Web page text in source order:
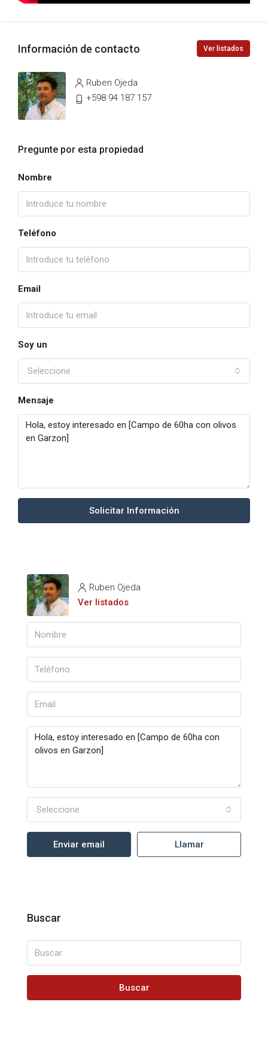
Información de contacto Ver listados
Ruben Ojeda
+598 94 187 157
Pregunte por esta propiedad
Nombre
Teléfono
Email
Soy un
Seleccione
Mensaje
Solicitar Información
Ruben Ojeda
Ver listados
Seleccione
Enviar email Llamar
Buscar
Buscar